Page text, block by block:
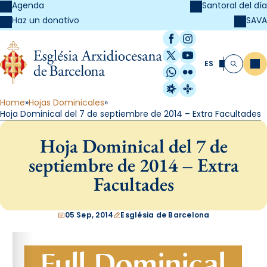
Agenda
Haz un donativo
Santoral del día
SAVA
Facebook
Instagram
X / Twitter
YouTube
WhatsApp
Flickr
Radio Estel
Catalunya
ES Buscar
Home Hojas Dominicales
Hoja Dominical del 7 de septiembre de 2014 – Extra Facultades
Hoja Dominical del 7 de
septiembre de 2014 – Extra
Facultades
05 Sep, 2014 Església de Barcelona